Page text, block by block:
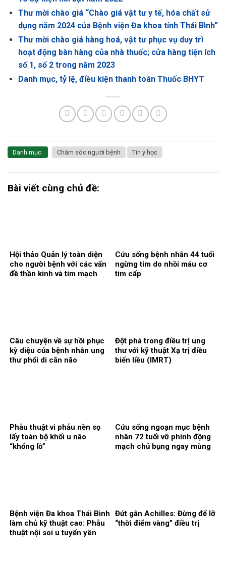
Thư mời chào giá “Chào giá vật tư y tế, hóa chất sử
dụng năm 2024 của Bệnh viện Đa khoa tỉnh Thái Bình”
Thư mời chào giá hàng hoá, vật tư phục vụ duy trì
hoạt động bàn hàng của nhà thuốc; cửa hàng tiện ích
số 1, số 2 trong năm 2023
Danh mục, tỷ lệ, điều kiện thanh toán Thuốc BHYT
Danh mục: Chăm sóc người bệnh Tin y học
Bài viết cùng chủ đề:
Hội thảo Quản lý toàn diện
cho người bệnh với các vấn
đề thần kinh và tim mạch
Cứu sống bệnh nhân 44 tuổi
ngừng tim do nhồi máu cơ
tim cấp
Câu chuyện về sự hồi phục
kỳ diệu của bệnh nhân ung
thư phổi di căn não
Đột phá trong điều trị ung
thư với kỹ thuật Xạ trị điều
biến liều (IMRT)
Phẫu thuật vi phẫu nền sọ
lấy toàn bộ khối u não
“khổng lồ”
Cứu sống ngoạn mục bệnh
nhân 72 tuổi vỡ phình động
mạch chủ bụng ngay mùng
Bệnh viện Đa khoa Thái Bình
làm chủ kỹ thuật cao: Phẫu
thuật nội soi u tuyến yên
Đứt gân Achilles: Đừng để lỡ
“thời điểm vàng” điều trị